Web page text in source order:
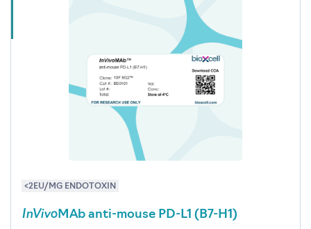
<2EU/MG ENDOTOXIN
InVivoMAb anti-mouse PD-L1 (B7-H1)